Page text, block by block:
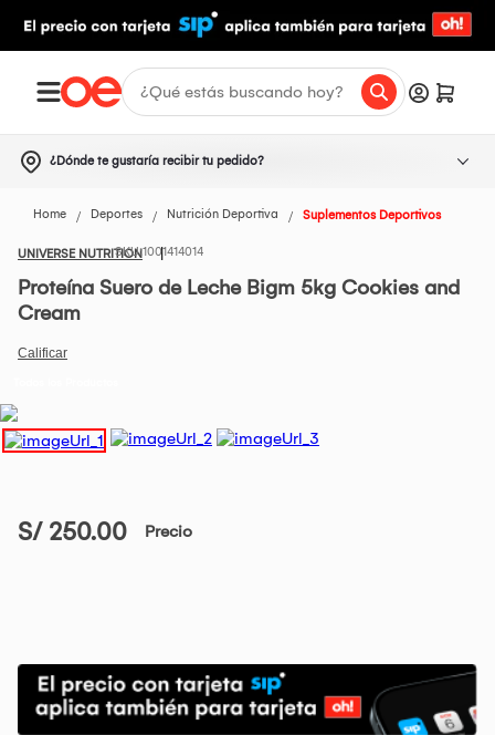
¿Dónde te gustaría recibir tu pedido?
Home Deportes Nutrición Deportiva Suplementos Deportivos
UNIVERSE NUTRITION1001414014
Proteína Suero de Leche Bigm 5kg Cookies and
Cream
S/ 250.00 Precio